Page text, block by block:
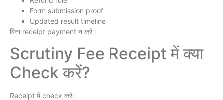
Form submission proof
Updated result timeline
बिना receipt payment न करें।
Scrutiny Fee Receipt में क्या
Check करें?
Receipt में check करें: